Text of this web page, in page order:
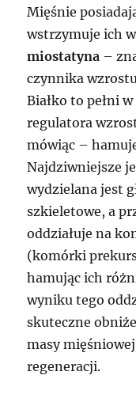
Mięśnie
wstrzymuje ich
miostatyna –
czynnika
Białko to pełni
regulatora
mówiąc –
Najdziwniejsze
wydzielana jest
szkieletowe, a
oddziałuje na
(komórki
hamując ich
wyniku tego
skuteczne
masy
regeneracji.